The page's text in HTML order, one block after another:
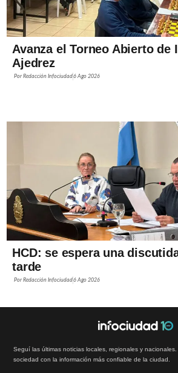
Avanza el Torneo Abierto de
Ajedrez
PorRedacción Infociudad6 Ago 2026
HCD: se espera una
tarde
PorRedacción Infociudad6 Ago 2026
Seguí las últimas noticias locales, regionales y
sociedad con la información más confiable de la ciudad.